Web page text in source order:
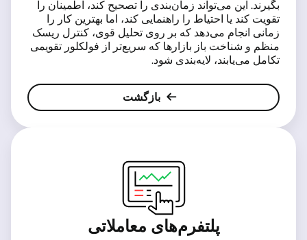
بگیرند. این می‌تواند زمان‌بندی را تصحیح کند، اطمینان را
تقویت کند یا احتیاط را راهنمایی کند، اما بهترین کار را
زمانی انجام می‌دهد که بر روی تحلیل قوی، کنترل ریسک
منظم و شناخت باز بازارها که سریع‌تر از فولکلور تقویمی
تکامل می‌یابند، لایه‌بندی شود.
بازگشت
پلتفرم‌های معاملاتی